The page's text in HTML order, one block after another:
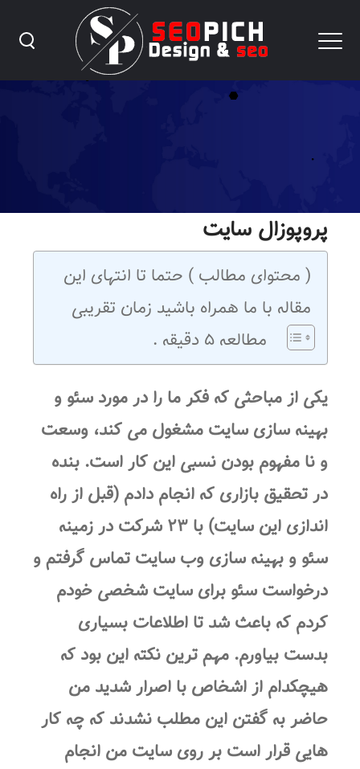
پروپوزال سئوپروپوزال سایت
( محتوای مطالب ) حتما تا انتهای این
مقاله با ما همراه باشید زمان تقریبی
مطالعه ۵ دقیقه .
یکی از مباحثی که فکر ما را در مورد سئو و
بهینه سازی سایت مشغول می کند، وسعت
و نا مفهوم بودن نسبی این کار است. بنده
در تحقیق بازاری که انجام دادم (قبل از راه
اندازی این سایت) با ۲۳ شرکت در زمینه
سئو و بهینه سازی وب سایت تماس گرفتم و
درخواست سئو برای سایت شخصی خودم
کردم که باعث شد تا اطلاعات بسیاری
بدست بیاورم. مهم ترین نکته این بود که
هیچکدام از اشخاص با اصرار شدید من
حاضر به گفتن این مطلب نشدند که چه کار
هایی قرار است بر روی سایت من انجام